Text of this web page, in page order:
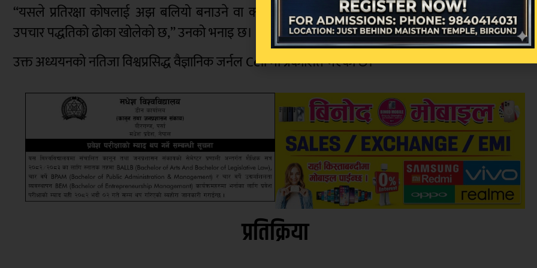
“यसले प्रतिरक्षा कोषलाई अझ बलियो बनाउने वा क्यान्सरका भेसिकल्सलाई प्रतिरक्षा कोषसँग टाँसिन नदिने नयाँ
उपचार पद्धतिको ढोका खोलेको छ,” उनको भनाइ छ।
उक्त अध्ययनको नतिजा विश्वप्रसिद्ध वैज्ञानिक जर्नल Cell मा प्रकाशित भएको छ।
प्रतिक्रिया